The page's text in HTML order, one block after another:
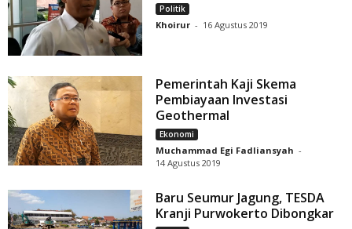
Politik
Khoirur - 16 Agustus 2019
Pemerintah Kaji Skema
Pembiayaan Investasi
Geothermal
Ekonomi
Muchammad Egi Fadliansyah -
14 Agustus 2019
Baru Seumur Jagung, TESDA
Kranji Purwokerto Dibongkar